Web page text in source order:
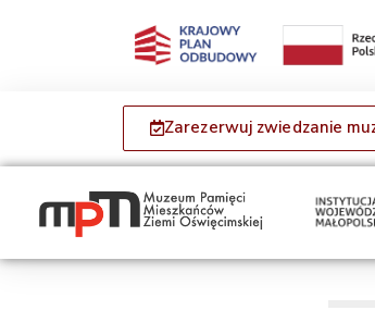
Zarezerwuj zwiedzanie